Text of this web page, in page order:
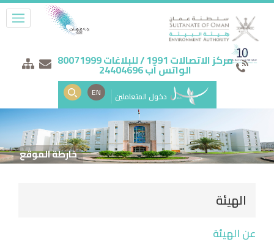
مركز الاتصالات 1991 / للبلاغات 80071999
الواتس آب 24404696
دخول المتعاملين EN
خارطة الموقع
الهيئة
عن الهيئة